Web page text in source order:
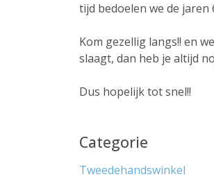
tijd bedoelen we de jaren
Kom gezellig langs!! en
slaagt, dan heb je altijd
Dus hopelijk tot snel!!
Categorie
Tweedehandswinkel